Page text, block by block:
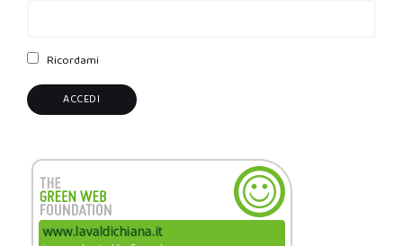
Ricordami